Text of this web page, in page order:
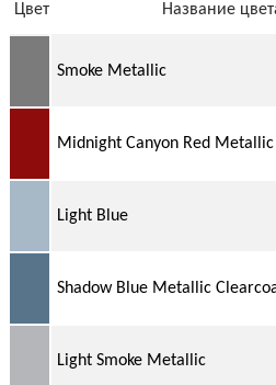
Цвет Название
Smoke Metallic
Midnight Canyon Red
Light Blue
Shadow Blue Metallic
Light Smoke Metallic